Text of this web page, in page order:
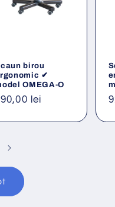
birou
✔
OMEGA-O
lei